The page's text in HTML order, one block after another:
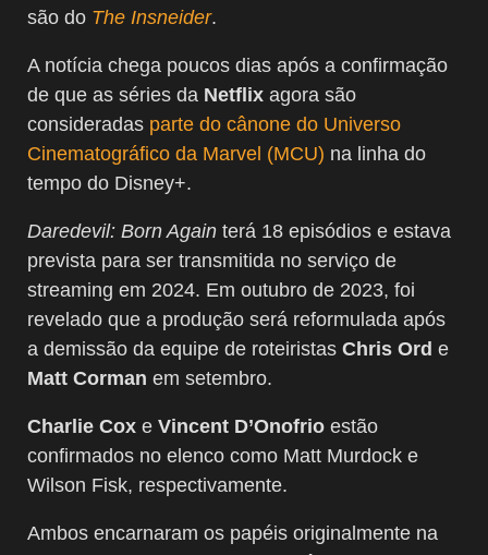
são do The Insneider.
A notícia chega poucos dias após a confirmação
de que as séries da Netflix agora são
consideradas parte do cânone do Universo
Cinematográfico da Marvel (MCU) na linha do
tempo do Disney+.
Daredevil: Born Again terá 18 episódios e estava
prevista para ser transmitida no serviço de
streaming em 2024. Em outubro de 2023, foi
revelado que a produção será reformulada após
a demissão da equipe de roteiristas Chris Ord e
Matt Corman em setembro.
Charlie Cox e Vincent D’Onofrio estão
confirmados no elenco como Matt Murdock e
Wilson Fisk, respectivamente.
Ambos encarnaram os papéis originalmente na